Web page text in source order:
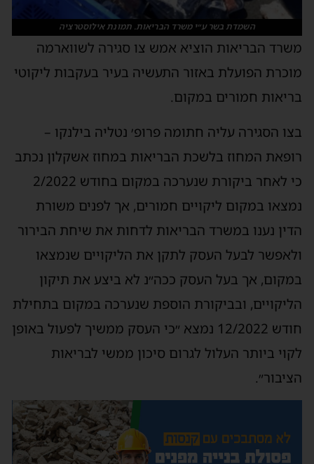
השמדת בשר ע״י משרד הבריאות. תמונת אילוסטרציה
משרד הבריאות הוציא אמש צו סגירה לשווארמה
מוכרת הפועלת באזור התעשיה בעיר בעקבות ליקוטי
בריאות חמורים במקום.
בצו הסגירה עליה חתומה פרופ׳ נטליה בילנקו –
רופאת המחוז בלשכת הבריאות במחוז אשקלון נכתב
כי לאחר ביקורת שנערכה במקום בחודש 2/2022
נמצאו במקום ליקויים חמורים, אך לפנים משורת
הדין נענו במשרד הבריאות לדחות את שיחת הבירור
ולאפשר לבעל העסק לתקן את הליקויים שנמצאו
במקום, אך בעל העסק ככה״נ לא ביצע את תיקון
הליקויים, ובביקורת הוספת שנערכה במקום בתחילת
חודש 12/2022 נמצא ״כי העסק ממשיך לפעול באופן
לקוי ביותר העלול לגרום סיכון ממשי לבריאות
הציבור״.